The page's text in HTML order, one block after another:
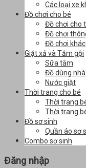
Các loại xe
Đồ chơi cho bé
Đồ chơi cho
Đồ chơi
Đồ chơi khác
Giặt xả và Tắm gội
Sữa tắm
Đồ dùng
Nước giặt
Thời trang cho bé
Thời trang
Thời trang
Đồ sơ sinh
Quần áo sơ
Combo sơ sinh
Đăng nhập